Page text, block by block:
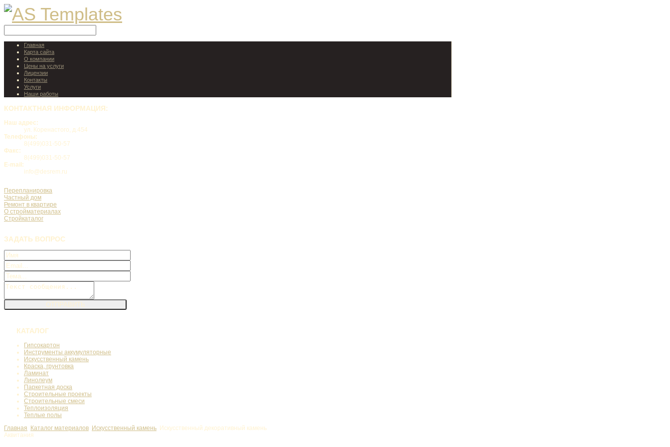
Главная
Карта сайта
О компании
Цены на услуги
Лицензии
Контакты
Услуги
Наши работы
КОНТАКТНАЯ ИНФОРМАЦИЯ:
Наш адрес:
ул. Коренастого, д.454
Телефоны:
8(499)031-50-57
Факс:
8(499)031-50-57
E-mail:
info@desrem.ru
Перепланировка
Частный дом
Ремонт в квартире
О стройматериалах
Стройкаталог
ЗАДАТЬ ВОПРОС
КАТАЛОГ
Гипсокартон
Инструменты аккумуляторные
Искусственный камень
Краска, грунтовка
Ламинат
Линолеум
Паркетная доска
Строительные проекты
Строительные смеси
Теплоизоляция
Теплые полы
Главная
Каталог материалов Искусственный камень Искусственный декоративный камень
Аквитания